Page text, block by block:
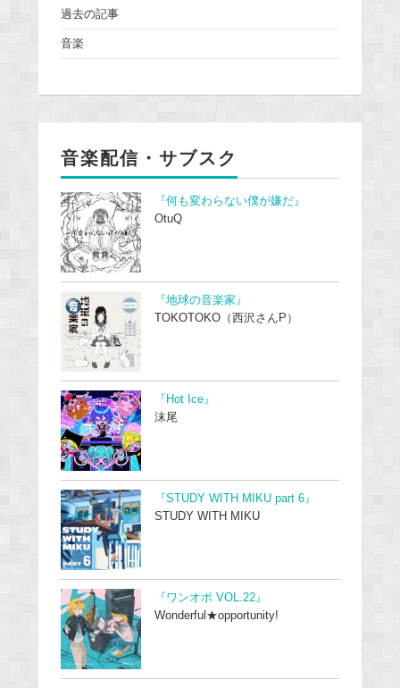
過去の記事
音楽
音楽配信・サブスク
『何も変わらない僕が嫌だ』
OtuQ
『地球の音楽家』
TOKOTOKO（西沢さんP）
『Hot Ice』
沫尾
『STUDY WITH MIKU part 6』
STUDY WITH MIKU
『ワンオポ VOL.22』
Wonderful★opportunity!